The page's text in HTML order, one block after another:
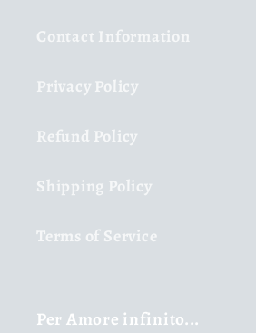
Contact Information
Privacy Policy
Refund Policy
Shipping Policy
Terms of Service
Per Amore infinito...